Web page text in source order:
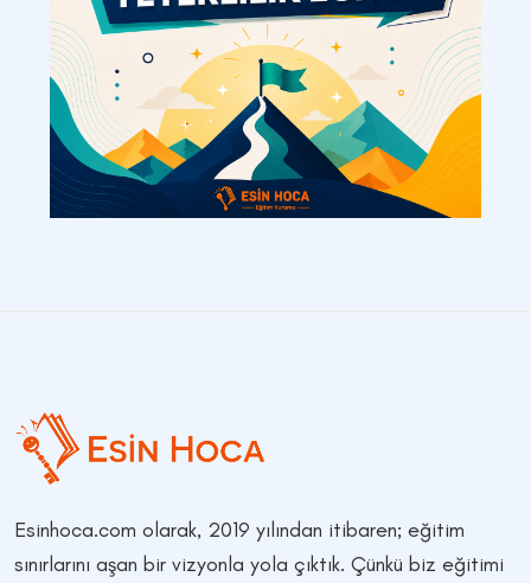
Esinhoca.com olarak, 2019 yılından itibaren; eğitim
sınırlarını aşan bir vizyonla yola çıktık. Çünkü biz eğitimi